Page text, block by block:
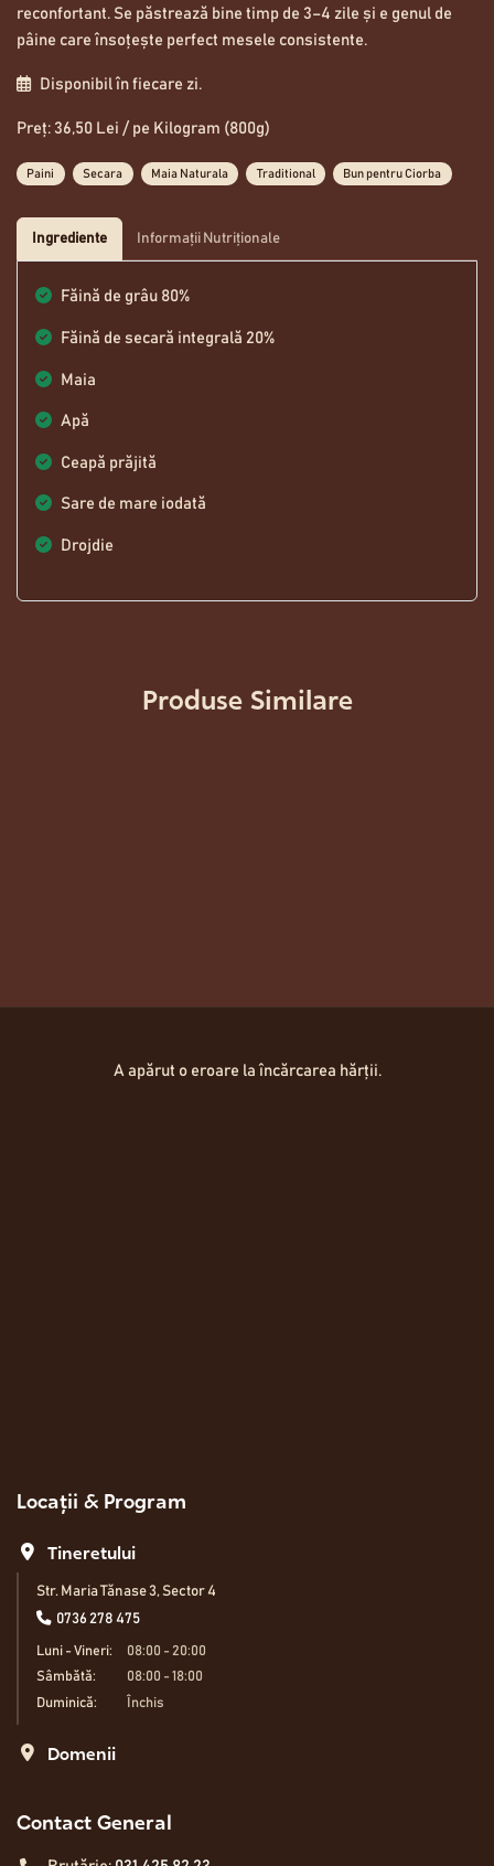
reconfortant. Se păstrează bine timp de 3–4 zile și e genul de
pâine care însoțește perfect mesele consistente.
Disponibil în fiecare zi.
Preț: 36,50 Lei / pe Kilogram (800g)
Paini Secara Maia Naturala Traditional Bun pentru Ciorba
Ingrediente Informații Nutriționale
Făină de grâu 80%
Făină de secară integrală 20%
Maia
Apă
Ceapă prăjită
Sare de mare iodată
Drojdie
Produse Similare
A apărut o eroare la încărcarea hărții.
Locații & Program
Tineretului
Str. Maria Tănase 3, Sector 4
0736 278 475
Luni - Vineri:
08:00 - 20:00
Sâmbătă:
08:00 - 18:00
Duminică:
Închis
Domenii
Contact General